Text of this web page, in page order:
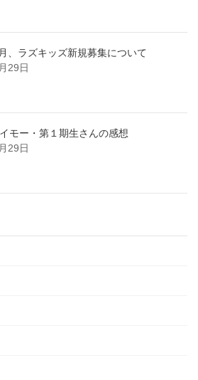
、ラズキッズ新規募集について
29日
モー・第１期生さんの感想
29日